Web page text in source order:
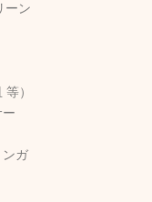
ーン
）
ンガ